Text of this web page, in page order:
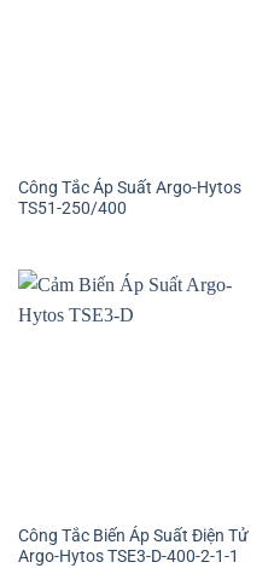
Công Tắc Áp Suất Argo-Hytos
TS51-250/400
Công Tắc Biến Áp Suất Điện Tử
Argo-Hytos TSE3-D-400-2-1-1